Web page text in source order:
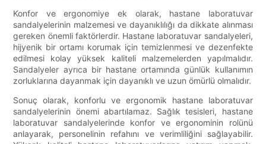
Konfor ve ergonomiye ek olarak, hastane laboratuvar
sandalyelerinin malzemesi ve dayanıklılığı da dikkate alınması
gereken önemli faktörlerdir. Hastane laboratuvar sandalyeleri,
hijyenik bir ortamı korumak için temizlenmesi ve dezenfekte
edilmesi kolay yüksek kaliteli malzemelerden yapılmalıdır.
Sandalyeler ayrıca bir hastane ortamında günlük kullanımın
zorluklarına dayanmak için dayanıklı ve uzun ömürlü olmalıdır.
Sonuç olarak, konforlu ve ergonomik hastane laboratuvar
sandalyelerinin önemi abartılamaz. Sağlık tesisleri, hastane
laboratuvar sandalyelerinde konfor ve ergonominin rolünü
anlayarak, personelinin refahını ve verimliliğini sağlayabilir.